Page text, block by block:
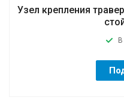
Узел крепления
В